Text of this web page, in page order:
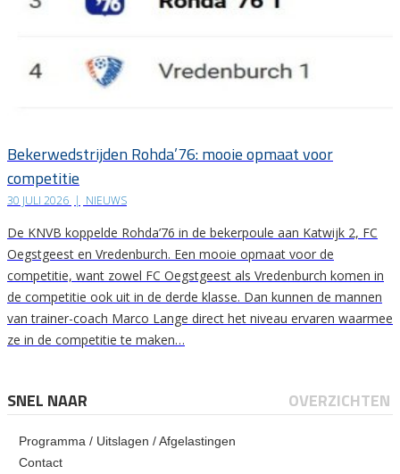
Bekerwedstrijden Rohda’76: mooie opmaat voor
competitie
30 JULI 2026 | NIEUWS
De KNVB koppelde Rohda’76 in de bekerpoule aan Katwijk 2, FC
Oegstgeest en Vredenburch. Een mooie opmaat voor de
competitie, want zowel FC Oegstgeest als Vredenburch komen in
de competitie ook uit in de derde klasse. Dan kunnen de mannen
van trainer-coach Marco Lange direct het niveau ervaren waarmee
ze in de competitie te maken…
SNEL NAAR OVERZICHTEN
Programma / Uitslagen / Afgelastingen
Contact